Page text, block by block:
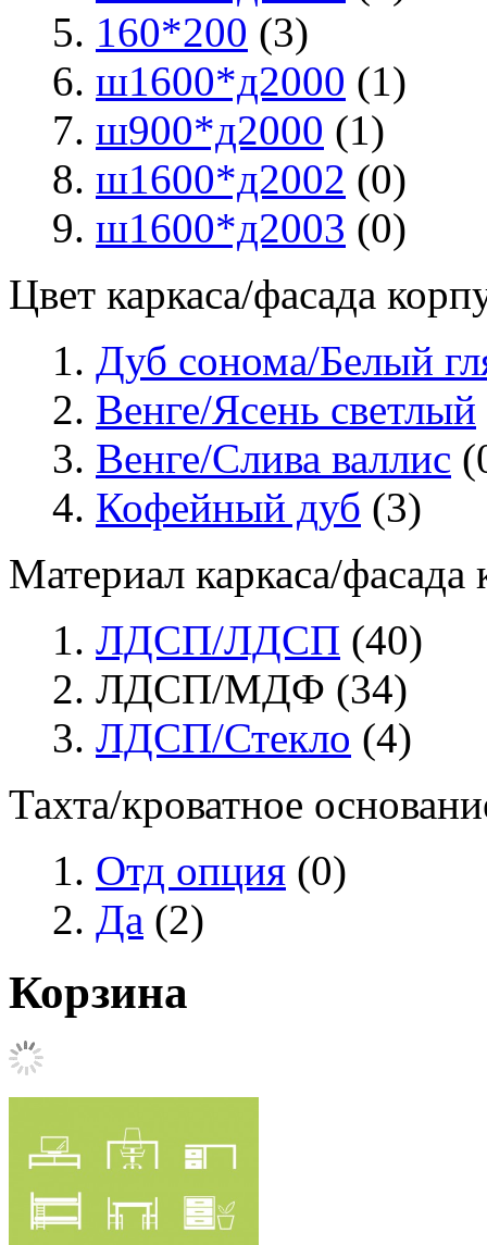
160*200 (3)
ш1600*д2000 (1)
ш900*д2000 (1)
ш1600*д2002 (0)
ш1600*д2003 (0)
Цвет каркаса/фасада
Дуб сонома/Белый
Венге/Ясень светлый
Венге/Слива валлис
Кофейный дуб (3)
Материал каркаса/
ЛДСП/ЛДСП (40)
ЛДСП/МДФ (34)
ЛДСП/Стекло (4)
Тахта/кроватное
Отд опция (0)
Да (2)
Корзина